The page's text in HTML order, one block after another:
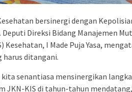
bersinergi dengan
Direksi Bidang Manajemen
I Made Puja Yasa,
harus ditangani.
senantiasa mensinergikan
KIS di tahun-tahun